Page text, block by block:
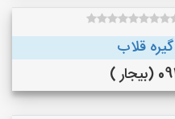
قلاب
)